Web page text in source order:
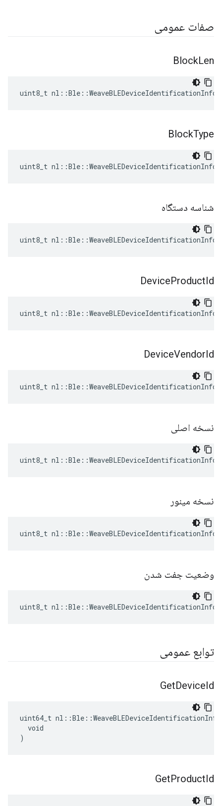
صفات عمومی
BlockLen
uint8_t
BlockType
uint8_t
شناسه دستگاه
uint8_t
DeviceProductId
uint8_t
DeviceVendorId
uint8_t
نسخه اصلی
uint8_t
نسخه مینور
uint8_t
وضعیت جفت شدن
uint8_t
توابع عمومی
GetDeviceId
uint64_t
  void
)
GetProductId